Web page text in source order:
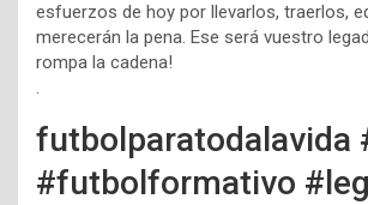
esfuerzos de hoy por llevarlos, traerlos,
merecerán la pena. Ese será vuestro
rompa la cadena!
.
futbolparatodalavida
#futbolformativo